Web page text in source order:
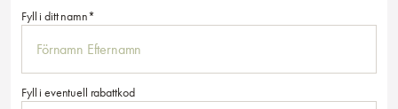
Fyll i ditt namn*
Fyll i eventuell rabattkod